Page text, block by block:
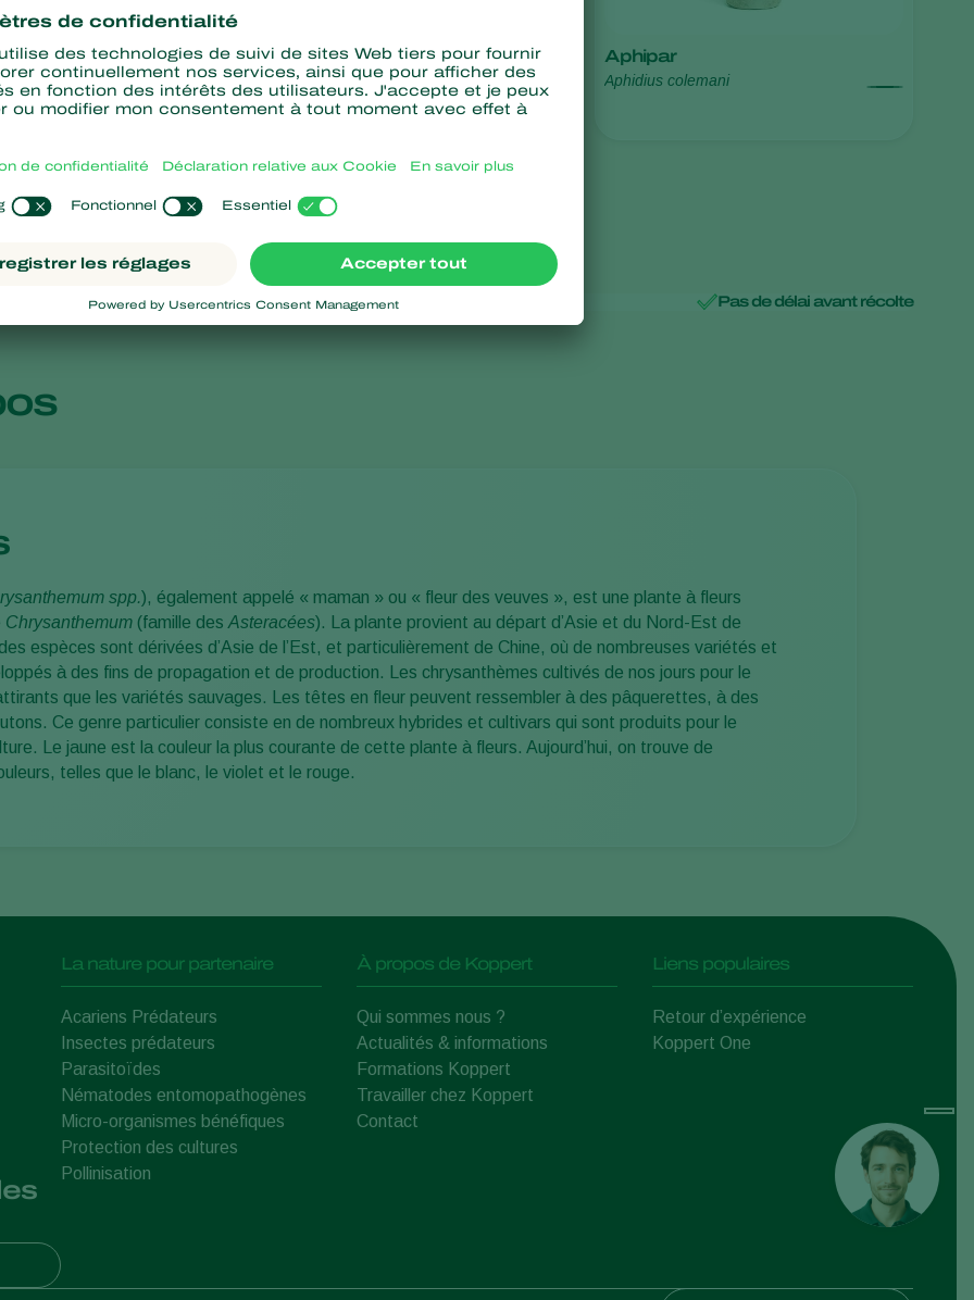
United Kingdom
Aphilin
Aphelinus abdominalis
Aphipar
Aphidius colemani
Pas de résidus chimiques Pas de délai avant récolte
spp.), également appelé « maman » ou « fleur des veuves », est une plante à fleurs
Chrysanthemum (famille des Asteracées). La plante provient au départ d’Asie et du Nord-Est de
espèces sont dérivées d’Asie de l’Est, et particulièrement de Chine, où de nombreuses variétés et
à des fins de propagation et de production. Les chrysanthèmes cultivés de nos jours pour le
que les variétés sauvages. Les têtes en fleur peuvent ressembler à des pâquerettes, à des
Ce genre particulier consiste en de nombreux hybrides et cultivars qui sont produits pour le
Le jaune est la couleur la plus courante de cette plante à fleurs. Aujourd’hui, on trouve de
telles que le blanc, le violet et le rouge.
La nature pour partenaire
Acariens Prédateurs
Insectes prédateurs
Parasitoïdes
Nématodes entomopathogènes
Micro-organismes bénéfiques
Protection des cultures
Pollinisation
À propos de Koppert
Qui sommes nous ?
Actualités & informations
Formations Koppert
Travailler chez Koppert
Contact
Liens populaires
Retour d’expérience
Koppert One